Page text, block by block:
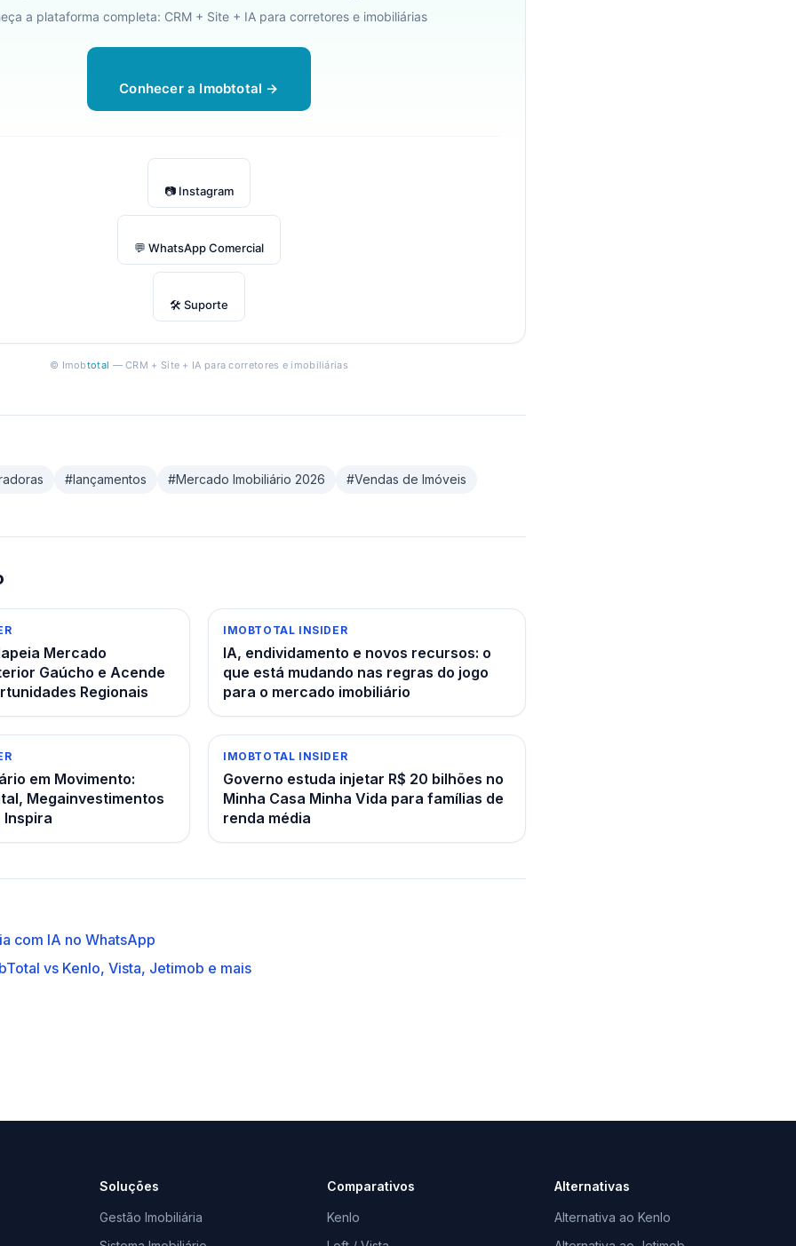
a plataforma completa: CRM + Site + IA para corretores e imobiliárias
Conhecer a Imobtotal →
📷 Instagram
💬 WhatsApp Comercial
🛠 Suporte
© Imobtotal — CRM + Site + IA para corretores e imobiliárias
#lançamentos #Mercado Imobiliário 2026 #Vendas de Imóveis
Mercado
Gaúcho e Acende
Regionais
IMOBTOTAL INSIDER
IA, endividamento e novos recursos: o
que está mudando nas regras do jogo
para o mercado imobiliário
em Movimento:
Megainvestimentos
Inspira
IMOBTOTAL INSIDER
Governo estuda injetar R$ 20 bilhões no
Minha Casa Minha Vida para famílias de
renda média
com IA no WhatsApp
vs Kenlo, Vista, Jetimob e mais
Soluções
Gestão Imobiliária
Comparativos
Kenlo
Alternativas
Alternativa ao Kenlo